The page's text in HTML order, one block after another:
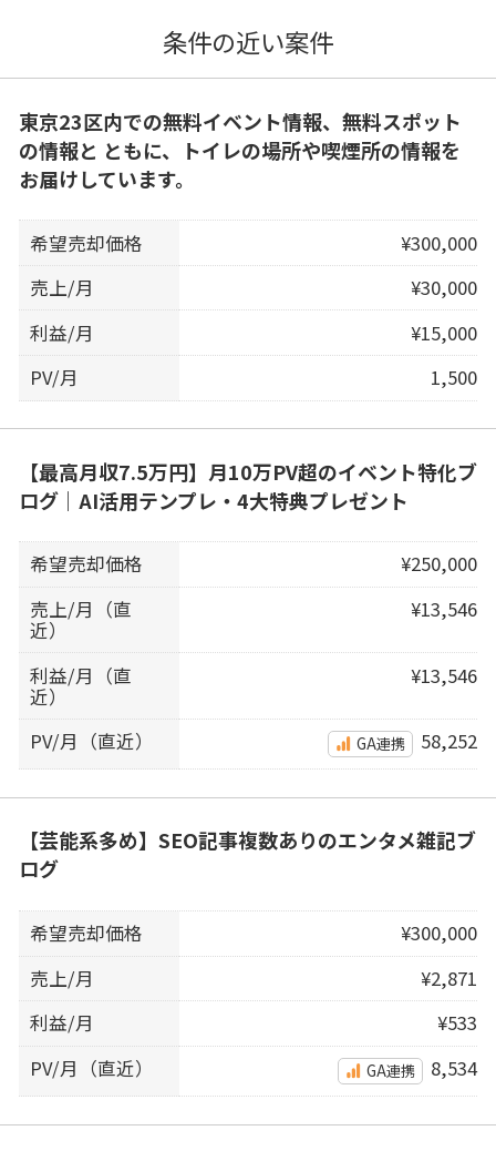
条件の近い案件
東京23区内での無料イベント情報、無料スポット
の情報と ともに、トイレの場所や喫煙所の情報を
お届けしています。
希望売却価格
¥300,000
売上/月
¥30,000
利益/月
¥15,000
PV/月
1,500
【最高月収7.5万円】月10万PV超のイベント特化ブ
ログ｜AI活用テンプレ・4大特典プレゼント
希望売却価格
¥250,000
売上/月（直
近）
¥13,546
利益/月（直
近）
¥13,546
PV/月（直近） GA連携 58,252
【芸能系多め】SEO記事複数ありのエンタメ雑記ブ
ログ
希望売却価格
¥300,000
売上/月
¥2,871
利益/月
¥533
PV/月（直近）
GA連携 8,534